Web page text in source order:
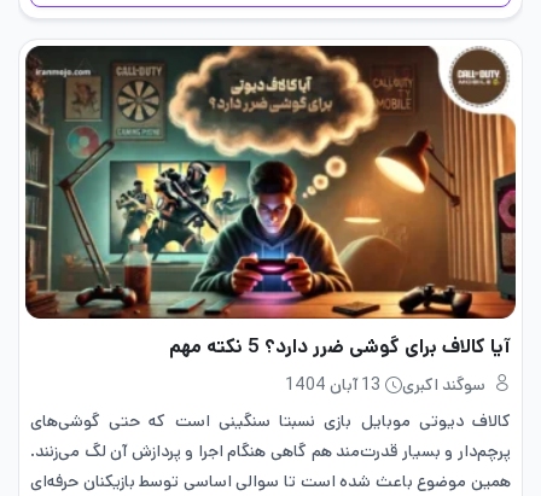
آیا کالاف برای گوشی ضرر دارد؟ 5 نکته مهم
سوگند اکبری
13 آبان 1404
کالاف دیوتی موبایل بازی نسبتا سنگینی است که حتی گوشی‌های
پرچم‌دار و بسیار قدرت‌مند هم گاهی هنگام اجرا و پردازش آن لگ می‌زنند.
همین موضوع باعث شده است تا سوالی اساسی توسط بازیکنان حرفه‌ای